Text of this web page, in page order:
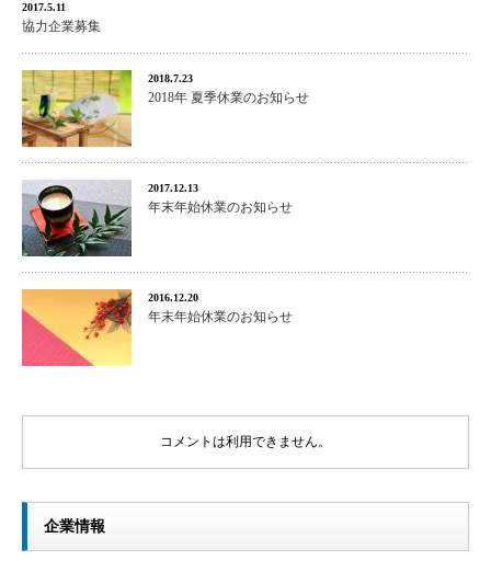
2017.5.11
協力企業募集
2018.7.23
2018年 夏季休業のお知らせ
2017.12.13
年末年始休業のお知らせ
2016.12.20
年末年始休業のお知らせ
コメントは利用できません。
企業情報